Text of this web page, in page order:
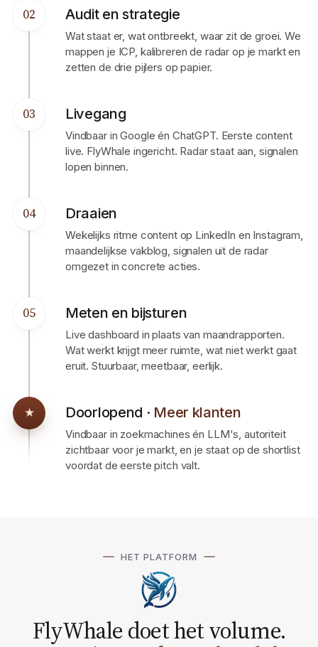
Audit en strategie
Wat staat er, wat ontbreekt, waar zit de groei. We
mappen je ICP, kalibreren de radar op je markt en
Livegang
Vindbaar in Google én ChatGPT. Eerste content
live. FlyWhale ingericht. Radar staat aan, signalen
Draaien
Wekelijks ritme content op LinkedIn en Instagram,
maandelijkse vakblog, signalen uit de radar
Meten en bijsturen
Live dashboard in plaats van maandrapporten.
Wat werkt krijgt meer ruimte, wat niet werkt gaat
★ Doorlopend ·Meer klanten
Vindbaar in zoekmachines én LLM's, autoriteit
zichtbaar voor je markt, en je staat op de shortlist
HET PLATFORM